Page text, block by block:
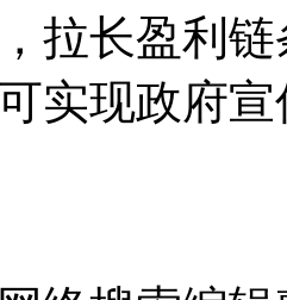
拉长盈利
实现政府